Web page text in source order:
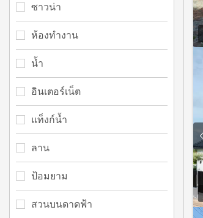
ซาวน่า
ห้องทำงาน
น้ำ
อินเตอร์เน็ต
แท็งก์น้ำ
ลาน
ป้อมยาม
สวนบนดาดฟ้า